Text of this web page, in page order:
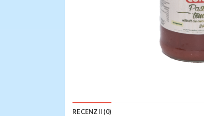
RECENZII (0)